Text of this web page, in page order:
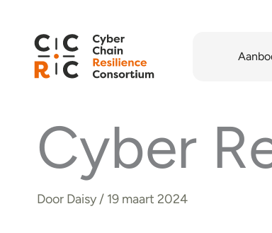
Cyber
Door Daisy / 19 maart 2024